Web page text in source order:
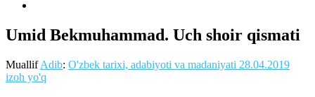
Umid Bekmuhammad. Uch shoir qismati
MuallifAdib: O'zbek tarixi, adabiyoti va madaniyati 28.04.2019
izoh yo'q